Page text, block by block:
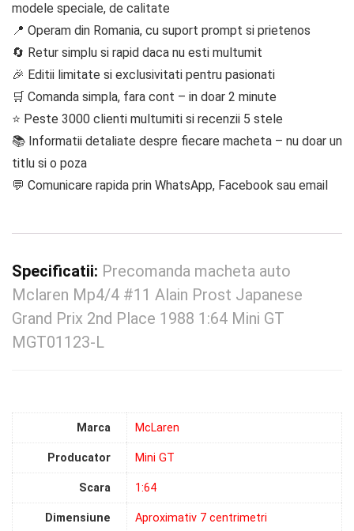
modele speciale, de calitate
📍 Operam din Romania, cu suport prompt si prietenos
🔄 Retur simplu si rapid daca nu esti multumit
🎉 Editii limitate si exclusivitati pentru pasionati
🛒 Comanda simpla, fara cont – in doar 2 minute
⭐ Peste 3000 clienti multumiti si recenzii 5 stele
📚 Informatii detaliate despre fiecare macheta – nu doar un
titlu si o poza
💬 Comunicare rapida prin WhatsApp, Facebook sau email
Specificatii: Precomanda macheta auto
Mclaren Mp4/4 #11 Alain Prost Japanese
Grand Prix 2nd Place 1988 1:64 Mini GT
MGT01123-L
Marca McLaren
Producator Mini GT
Scara 1:64
Dimensiune Aproximativ 7 centrimetri